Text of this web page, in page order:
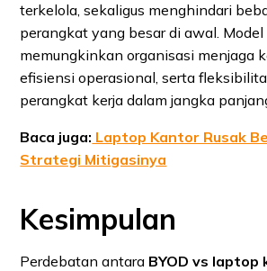
terkelola, sekaligus menghindari
perangkat yang besar di awal. Model
memungkinkan organisasi menjaga
efisiensi operasional, serta
perangkat kerja dalam jangka
Baca juga: Laptop Kantor Rusak
Strategi Mitigasinya
Kesimpulan
Perdebatan antara BYOD vs laptop